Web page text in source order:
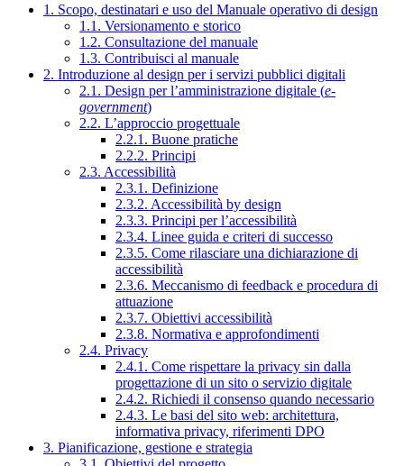
1. Scopo, destinatari e uso del Manuale operativo di design
1.1. Versionamento e storico
1.2. Consultazione del manuale
1.3. Contribuisci al manuale
2. Introduzione al design per i servizi pubblici digitali
2.1. Design per l’amministrazione digitale (e-
government)
2.2. L’approccio progettuale
2.2.1. Buone pratiche
2.2.2. Principi
2.3. Accessibilità
2.3.1. Definizione
2.3.2. Accessibilità by design
2.3.3. Principi per l’accessibilità
2.3.4. Linee guida e criteri di successo
2.3.5. Come rilasciare una dichiarazione di
accessibilità
2.3.6. Meccanismo di feedback e procedura di
attuazione
2.3.7. Obiettivi accessibilità
2.3.8. Normativa e approfondimenti
2.4. Privacy
2.4.1. Come rispettare la privacy sin dalla
progettazione di un sito o servizio digitale
2.4.2. Richiedi il consenso quando necessario
2.4.3. Le basi del sito web: architettura,
informativa privacy, riferimenti DPO
3. Pianificazione, gestione e strategia